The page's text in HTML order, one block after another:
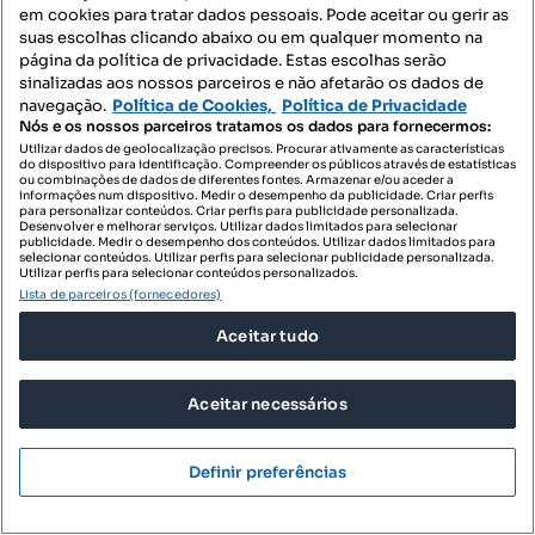
1 099 000 €7850 €/m²
T4 DE 2023 COM VISTA MAR, VARANDA E BOX
PARA 3 CARROS | QUINTA DAS ...
Carcavelos Centro, Carcavelos e Parede, Cascais, Lisboa
Tipologia
T4
Preço por metro quadrado
140 m²
Andar 4 andar
AFINEST LUXURY REAL ESTATE
em cookies para tratar dados pessoais. Pode aceitar ou gerir as
suas escolhas clicando abaixo ou em qualquer momento na
página da política de privacidade. Estas escolhas serão
sinalizadas aos nossos parceiros e não afetarão os dados de
navegação. Política de Cookies, Política de Privacidade
Nós e os nossos parceiros tratamos os dados para fornecermos:
Utilizar dados de geolocalização precisos. Procurar ativamente as características
do dispositivo para identificação. Compreender os públicos através de estatísticas
ou combinações de dados de diferentes fontes. Armazenar e/ou aceder a
informações num dispositivo. Medir o desempenho da publicidade. Criar perfis
para personalizar conteúdos. Criar perfis para publicidade personalizada.
Desenvolver e melhorar serviços. Utilizar dados limitados para selecionar
publicidade. Medir o desempenho dos conteúdos. Utilizar dados limitados para
selecionar conteúdos. Utilizar perfis para selecionar publicidade personalizada.
Utilizar perfis para selecionar conteúdos personalizados.
Lista de parceiros (fornecedores)
Aceitar tudo
Aceitar necessários
Definir preferências